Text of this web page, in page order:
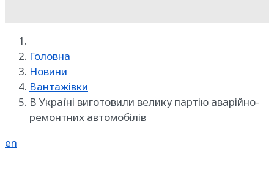
Головна
Новини
Вантажівки
В Україні виготовили велику партію аварійно-
ремонтних автомобілів
en